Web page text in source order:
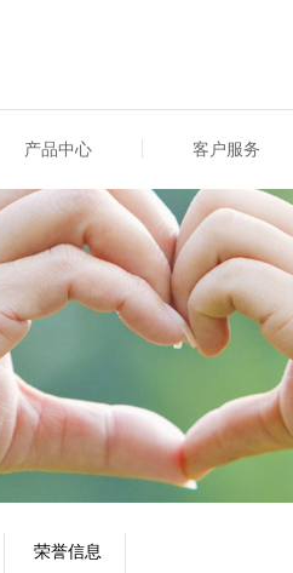
险
情况
现率
积利率
重大事项信息
重大事项
产品中心 客户服务
荣誉信息